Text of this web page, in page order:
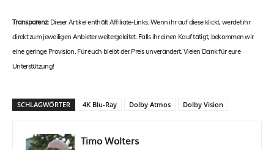
Transparenz:Dieser Artikel enthält Affiliate-Links. Wenn ihr auf diese klickt, werdet ihr
direkt zum jeweiligen Anbieter weitergeleitet. Falls ihr einen Kauf tätigt, bekommen wir
eine geringe Provision. Für euch bleibt der Preis unverändert. Vielen Dank für eure
Unterstützung!
SCHLAGWÖRTER 4K Blu-Ray Dolby Atmos Dolby Vision
Timo Wolters